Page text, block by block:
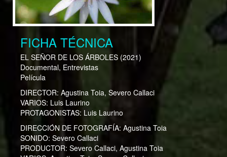
FICHA TÉCNICA
EL SEÑOR DE LOS ÁRBOLES (2021)
Documental, Entrevistas
Película
DIRECTOR: Agustina Toia, Severo Callaci
VARIOS: Luis Laurino
PROTAGONISTAS: Luis Laurino
DIRECCIÓN DE FOTOGRAFÍA: Agustina Toia
SONIDO: Severo Callaci
PRODUCTOR: Severo Callaci, Agustina Toia